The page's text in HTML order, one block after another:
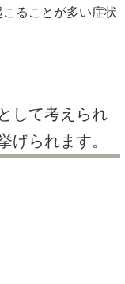
ることが多い症状
して考えられ
げられます。